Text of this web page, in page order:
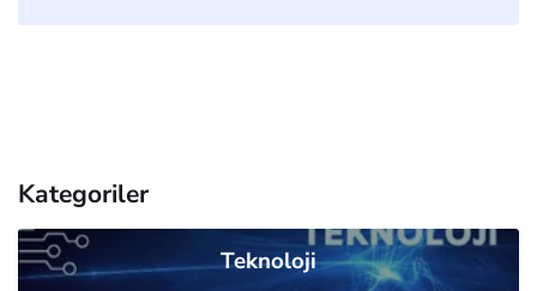
Kategoriler
Teknoloji